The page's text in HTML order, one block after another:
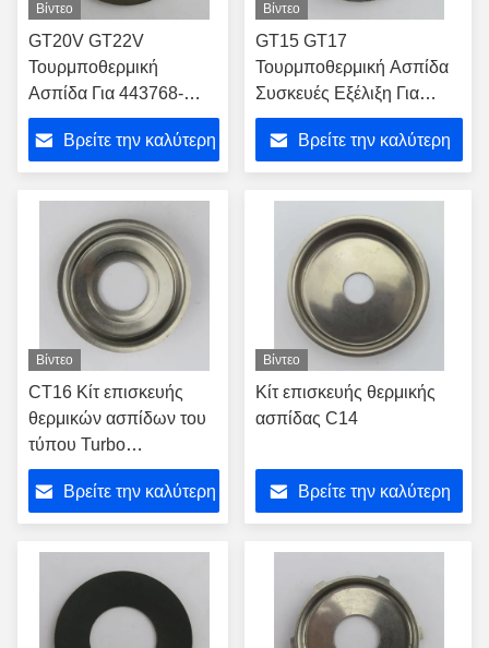
Βίντεο
GT20V GT22V
Τουρμποθερμική
Ασπίδα Για 443768-
0003
Τουρμποσυμπιεστή
Αντικατάστατα
Βρείτε την καλύτερη
Βίντεο
GT15 GT17
Τουρμποθερμική Ασπίδα
Συσκευές Εξέλιξη Για
434302-0001 436494-
0001 Τουρμποφόρτιση
Βρείτε την καλύτερη
Βίντεο
CT16 Κίτ επισκευής
θερμικών ασπίδων του
τύπου Turbo
Εναλλακτικά αξεσουάρ
Εκπομπή για 17201-
30030 17201-30120
Τυποφόρτιση
Βρείτε την καλύτερη
Βίντεο
Κίτ επισκευής θερμικής
ασπίδας C14
Βρείτε την καλύτερη